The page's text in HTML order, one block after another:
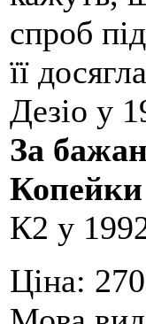
спроб
її
Дезіо у
За
Копейки
К2 у
Ціна: